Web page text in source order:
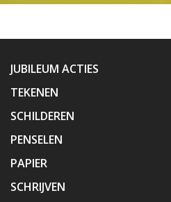
JUBILEUM ACTIES
TEKENEN
SCHILDEREN
PENSELEN
PAPIER
SCHRIJVEN